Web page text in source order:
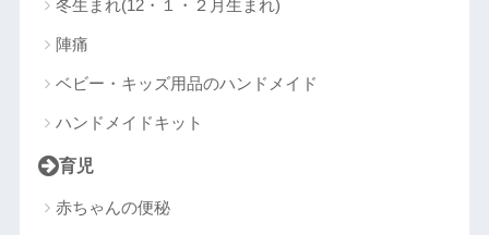
冬生まれ(12・１・２月生まれ)
陣痛
ベビー・キッズ用品のハンドメイド
ハンドメイドキット
育児
赤ちゃんの便秘